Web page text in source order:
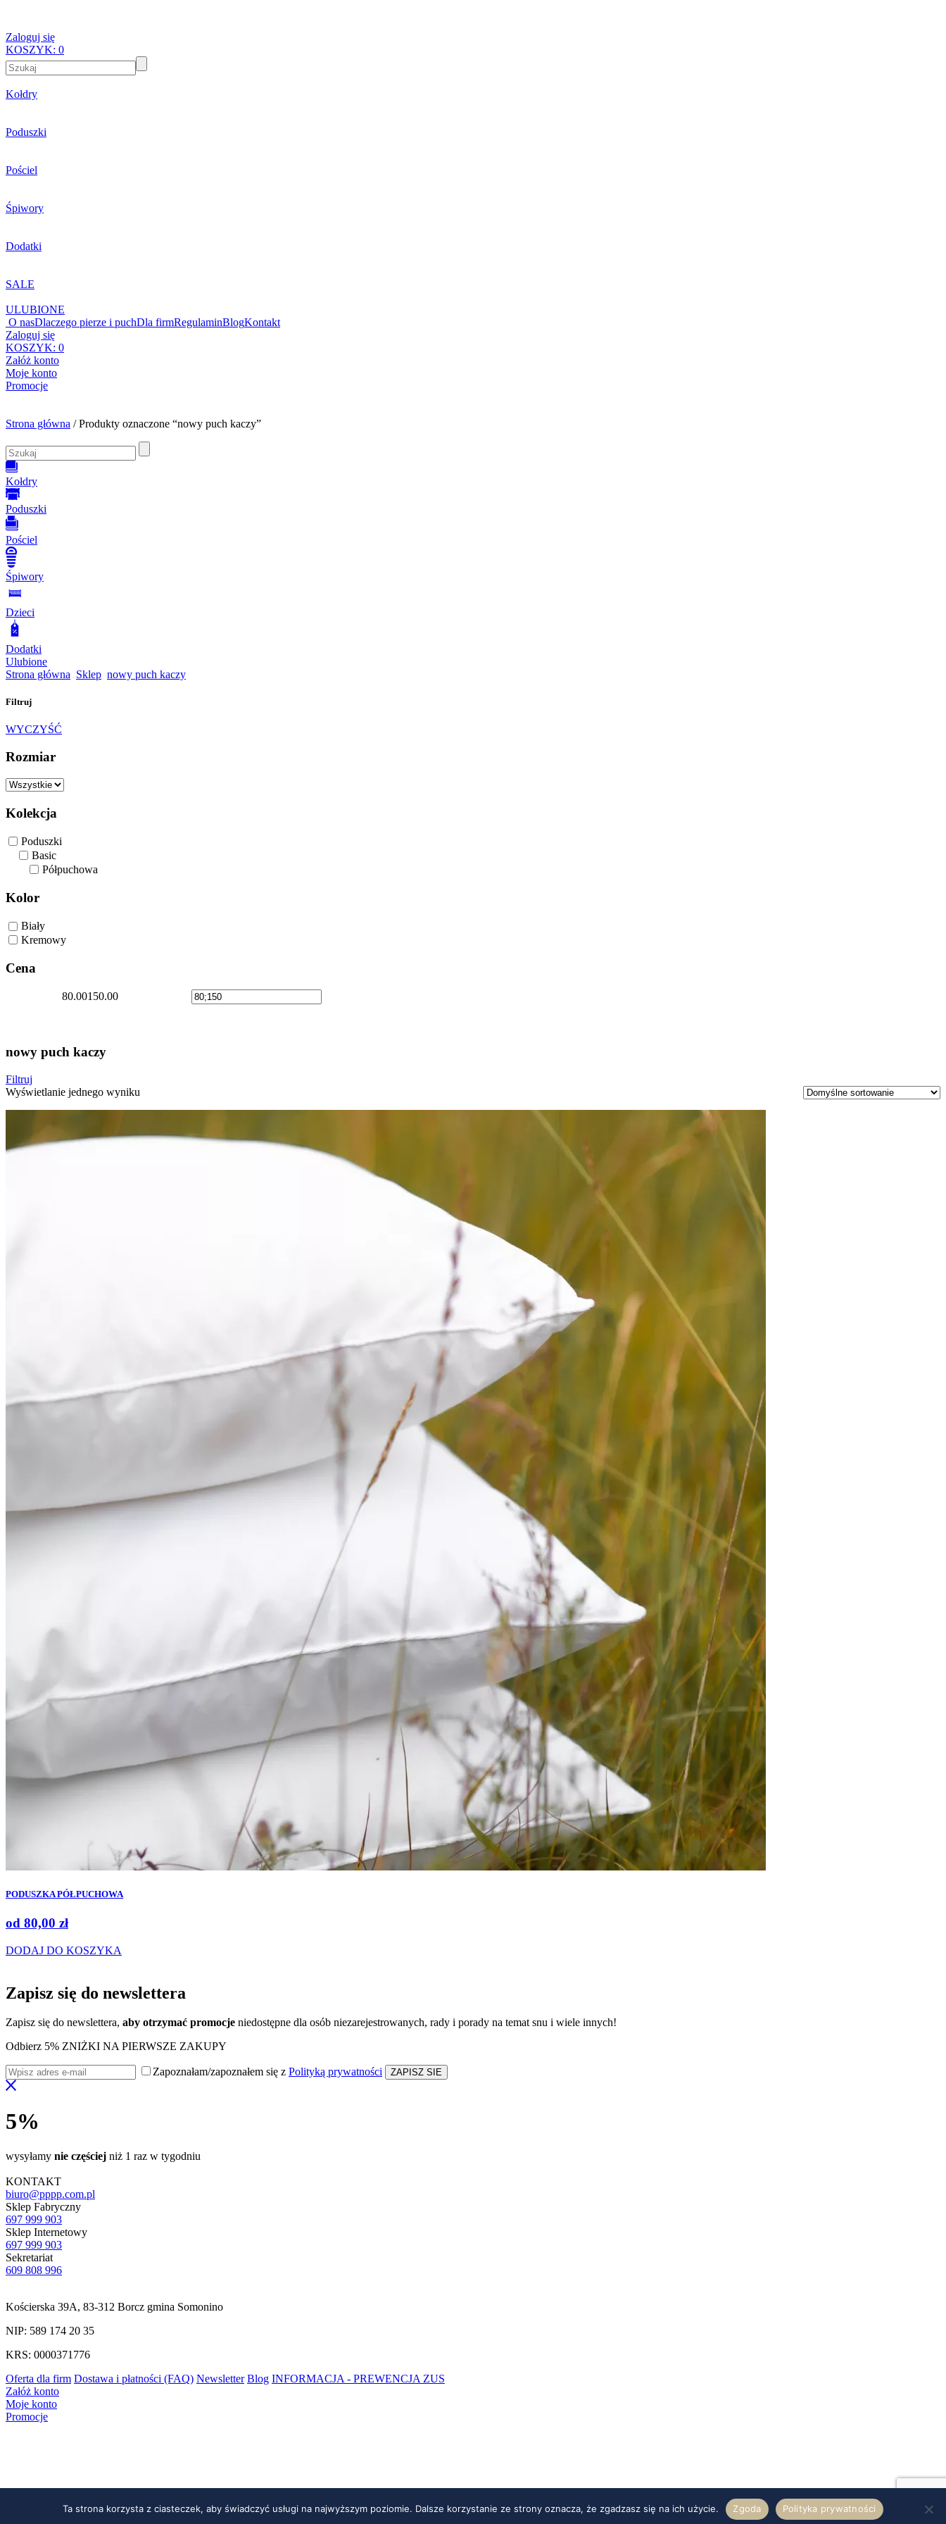
Zaloguj się
KOSZYK: 0
Kołdry
Poduszki
Pościel
Śpiwory
Dodatki
SALE
ULUBIONE
O nasDlaczego pierze i puchDla firmRegulaminBlogKontakt
Zaloguj się
KOSZYK: 0
Załóż konto
Moje konto
Promocje
Strona główna / Produkty oznaczone “nowy puch kaczy”
Kołdry
Poduszki
Pościel
Śpiwory
Dzieci
Dodatki
Ulubione
Strona główna Sklep nowy puch kaczy
Filtruj
WYCZYŚĆ
Rozmiar
Kolekcja
Poduszki
Basic
Półpuchowa
Kolor
Biały
Kremowy
Cena
80.00150.00
nowy puch kaczy
Filtruj
Wyświetlanie jednego wyniku
PODUSZKA PÓŁPUCHOWA
od 80,00 zł
DODAJ DO KOSZYKA
Zapisz się do newslettera
Zapisz się do newslettera, aby otrzymać promocje niedostępne dla osób niezarejestrowanych, rady i porady na temat snu i wiele innych!
Odbierz 5% ZNIŻKI NA PIERWSZE ZAKUPY
Zapoznałam/zapoznałem się z Polityką prywatności
5%
wysyłamy nie częściej niż 1 raz w tygodniu
KONTAKT
biuro@pppp.com.pl
Sklep Fabryczny
697 999 903
Sklep Internetowy
697 999 903
Sekretariat
609 808 996
Kościerska 39A, 83-312 Borcz gmina Somonino
NIP: 589 174 20 35
KRS: 0000371776
Oferta dla firm Dostawa i płatności (FAQ) Newsletter Blog INFORMACJA - PREWENCJA ZUS
Załóż konto
Moje konto
Promocje
Wszystkie prawa zastrzeżone. Realizacja: Studio Brothers - strony internetowe
Ta strona korzysta z ciasteczek, aby świadczyć usługi na najwyższym poziomie. Dalsze korzystanie ze strony oznacza, że zgadzasz się na ich użycie. Zgoda Polityka prywatności